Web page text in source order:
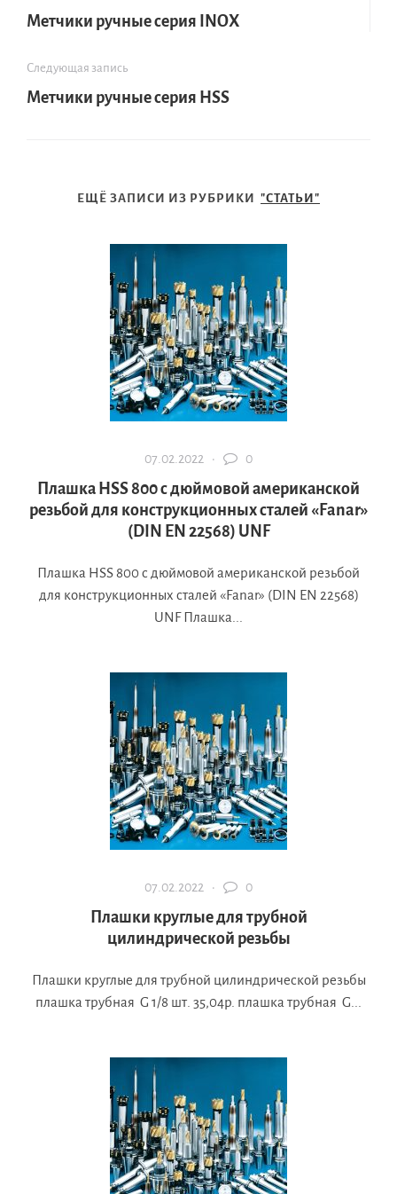
Метчики ручные серия INOX
Следующая запись
Метчики ручные серия HSS
ЕЩЁ ЗАПИСИ ИЗ РУБРИКИ "СТАТЬИ"
07.02.2022 · 0
Плашка HSS 800 с дюймовой американской
резьбой для конструкционных сталей «Fanar»
(DIN EN 22568) UNF
Плашка HSS 800 с дюймовой американской резьбой
для конструкционных сталей «Fanar» (DIN EN 22568)
UNF Плашка...
07.02.2022 · 0
Плашки круглые для трубной
цилиндрической резьбы
Плашки круглые для трубной цилиндрической резьбы
плашка трубная G 1/8 шт. 35,04р. плашка трубная G...